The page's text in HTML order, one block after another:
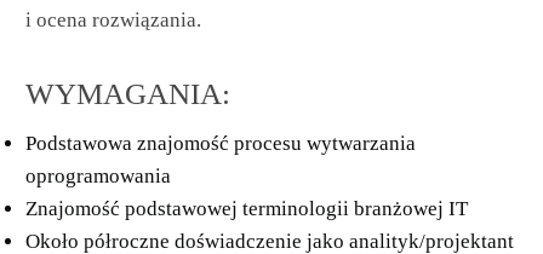
i ocena rozwiązania.
WYMAGANIA:
Podstawowa znajomość procesu wytwarzania
oprogramowania
Znajomość podstawowej terminologii branżowej IT
Około półroczne doświadczenie jako analityk/projektant